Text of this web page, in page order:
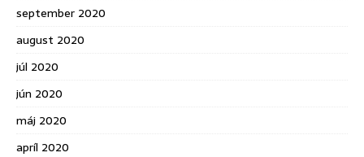
september 2020
august 2020
júl 2020
jún 2020
máj 2020
apríl 2020